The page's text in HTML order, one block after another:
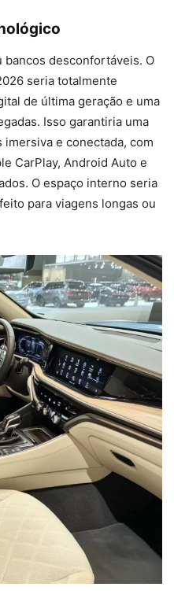
bancos desconfortáveis. O
seria totalmente
de última geração e uma
Isso garantiria uma
e conectada, com
CarPlay, Android Auto e
O espaço interno seria
para viagens longas ou